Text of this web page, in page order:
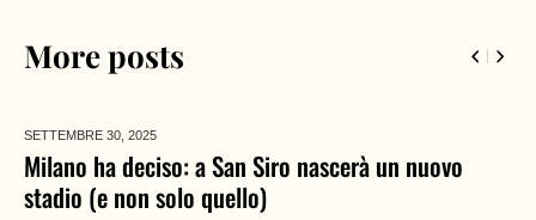
More posts
SETTEMBRE 29,2025
Il ritorno del Covid in Italia: la curva torna a salire,
37 morti nella scorsa settimana